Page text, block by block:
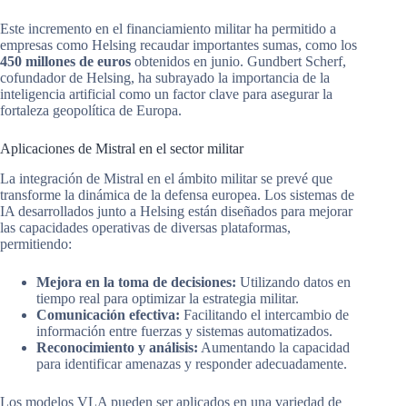
Este incremento en el financiamiento militar ha permitido a
empresas como Helsing recaudar importantes sumas, como los
450 millones de euros obtenidos en junio. Gundbert Scherf,
cofundador de Helsing, ha subrayado la importancia de la
inteligencia artificial como un factor clave para asegurar la
fortaleza geopolítica de Europa.
Aplicaciones de Mistral en el sector militar
La integración de Mistral en el ámbito militar se prevé que
transforme la dinámica de la defensa europea. Los sistemas de
IA desarrollados junto a Helsing están diseñados para mejorar
las capacidades operativas de diversas plataformas,
permitiendo:
Mejora en la toma de decisiones: Utilizando datos en
tiempo real para optimizar la estrategia militar.
Comunicación efectiva: Facilitando el intercambio de
información entre fuerzas y sistemas automatizados.
Reconocimiento y análisis: Aumentando la capacidad
para identificar amenazas y responder adecuadamente.
Los modelos VLA pueden ser aplicados en una variedad de